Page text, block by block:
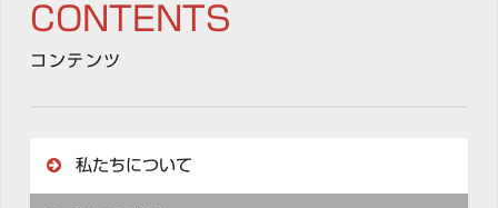
CONTENTS
コンテンツ
私たちについて